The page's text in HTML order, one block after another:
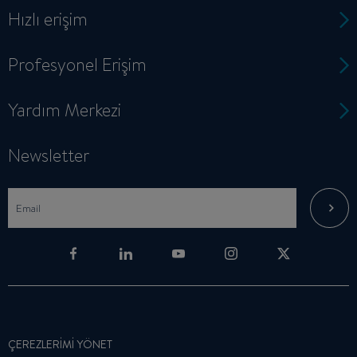
Hızlı erişim
Profesyonel Erişim
Yardım Merkezi
Newsletter
ÇEREZLERIMI YÖNET